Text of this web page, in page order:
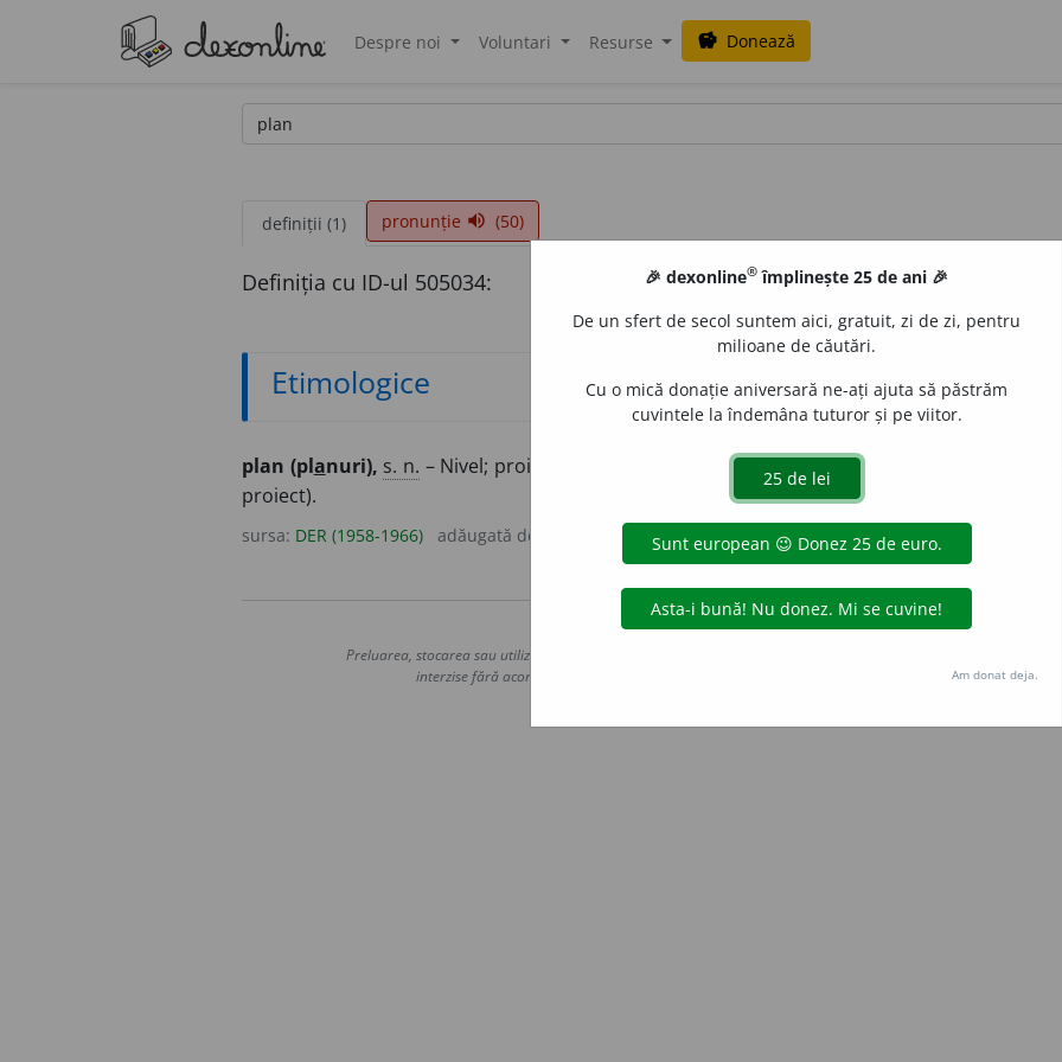
Despre noi Voluntari Resurse savings Donează
definiții (1) pronunție volume_up (50)
Definiția cu ID-ul 505034:
Etimologice
plan (planuri), s. n. – Nivel; proiect; scop. plan.–Der. plănui, (a proiecta,
proiect).
sursa: DER (1958-1966) adăugată de acțiuni
Copyright © 2004-2026 dexonline (https://dexonline.ro)
Preluarea, stocarea sau utilizarea datelor de pe acest site, inclusiv prin orice metode de extragere automată
interzise fără acordul nostru prealabil scris, cu excepția seturilor de date oferite oficial spre utilizare
🎉 dexonline® împlinește 25 de ani 🎉
De un sfert de secol suntem aici, gratuit, zi de zi, pentru
milioane de căutări.
Cu o mică donație aniversară ne-ați ajuta să păstrăm
cuvintele la îndemâna tuturor și pe viitor.
Am donat deja.